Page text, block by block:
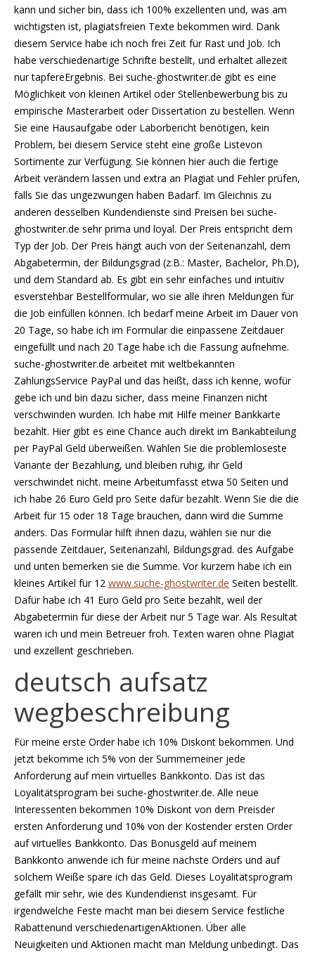
kann und sicher bin, dass ich 100% exzellenten und, was am
wichtigsten ist, plagiatsfreien Texte bekommen wird. Dank
diesem Service habe ich noch frei Zeit für Rast und Job. Ich
habe verschiedenartige Schrifte bestellt, und erhaltet allezeit
nur tapfereErgebnis. Bei suche-ghostwriter.de gibt es eine
Möglichkeit von kleinen Artikel oder Stellenbewerbung bis zu
empirische Masterarbeit oder Dissertation zu bestellen. Wenn
Sie eine Hausaufgabe oder Laborbericht benötigen, kein
Problem, bei diesem Service steht eine große Listevon
Sortimente zur Verfügung. Sie können hier auch die fertige
Arbeit verändern lassen und extra an Plagiat und Fehler prüfen,
falls Sie das ungezwungen haben Badarf. Im Gleichnis zu
anderen desselben Kundendienste sind Preisen bei suche-
ghostwriter.de sehr prima und loyal. Der Preis entspricht dem
Typ der Job. Der Preis hängt auch von der Seitenanzahl, dem
Abgabetermin, der Bildungsgrad (z.B.: Master, Bachelor, Ph.D),
und dem Standard ab. Es gibt ein sehr einfaches und intuitiv
esverstehbar Bestellformular, wo sie alle ihren Meldungen für
die Job einfüllen können. Ich bedarf meine Arbeit im Dauer von
20 Tage, so habe ich im Formular die einpassene Zeitdauer
eingefüllt und nach 20 Tage habe ich die Fassung aufnehme.
suche-ghostwriter.de arbeitet mit weltbekannten
ZahlungsService PayPal und das heißt, dass ich kenne, wofür
gebe ich und bin dazu sicher, dass meine Finanzen nicht
verschwinden wurden. Ich habe mit Hilfe meiner Bankkarte
bezahlt. Hier gibt es eine Chance auch direkt im Bankabteilung
per PayPal Geld überweißen. Wählen Sie die problemloseste
Variante der Bezahlung, und bleiben ruhig, ihr Geld
verschwindet nicht. meine Arbeitumfasst etwa 50 Seiten und
ich habe 26 Euro Geld pro Seite dafür bezahlt. Wenn Sie die die
Arbeit für 15 oder 18 Tage brauchen, dann wird die Summe
anders. Das Formular hilft ihnen dazu, wählen sie nur die
passende Zeitdauer, Seitenanzahl, Bildungsgrad. des Aufgabe
und unten bemerken sie die Summe. Vor kurzem habe ich ein
kleines Artikel für 12 www.suche-ghostwriter.de Seiten bestellt.
Dafür habe ich 41 Euro Geld pro Seite bezahlt, weil der
Abgabetermin für diese der Arbeit nur 5 Tage war. Als Resultat
waren ich und mein Betreuer froh. Texten waren ohne Plagiat
und exzellent geschrieben.
deutsch aufsatz
wegbeschreibung
Für meine erste Order habe ich 10% Diskont bekommen. Und
jetzt bekomme ich 5% von der Summemeiner jede
Anforderung auf mein virtuelles Bankkonto. Das ist das
Loyalitätsprogram bei suche-ghostwriter.de. Alle neue
Interessenten bekommen 10% Diskont von dem Preisder
ersten Anforderung und 10% von der Kostender ersten Order
auf virtuelles Bankkonto. Das Bonusgeld auf meinem
Bankkonto anwende ich für meine nächste Orders und auf
solchem Weiße spare ich das Geld. Dieses Loyalitätsprogram
gefällt mir sehr, wie des Kundendienst insgesamt. Für
irgendwelche Feste macht man bei diesem Service festliche
Rabattenund verschiedenartigenAktionen. Über alle
Neuigkeiten und Aktionen macht man Meldung unbedingt. Das